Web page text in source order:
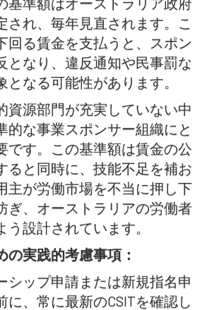
され、毎年見直されます。こ
回る賃金を支払うと、スポン
となり、違反通知や民事罰な
となる可能性があります。
資源部門が充実していない中
的な事業スポンサー組織にと
です。この基準額は賃金の公
ると同時に、技能不足を補お
主が労働市場を不当に押し下
ぎ、オーストラリアの労働者
う設計されています。
の実践的考慮事項：
シップ申請または新規指名申
に、常に最新のCSITを確認し